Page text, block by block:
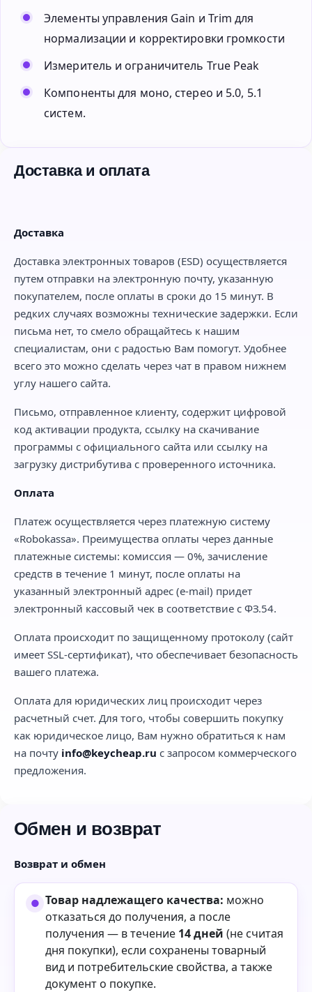
Элементы управления Gain и Trim для
нормализации и корректировки громкости
Измеритель и ограничитель True Peak
Компоненты для моно, стерео и 5.0, 5.1
систем.
Доставка и оплата
Доставка
Доставка электронных товаров (ESD) осуществляется
путем отправки на электронную почту, указанную
покупателем, после оплаты в сроки до 15 минут. В
редких случаях возможны технические задержки. Если
письма нет, то смело обращайтесь к нашим
специалистам, они с радостью Вам помогут. Удобнее
всего это можно сделать через чат в правом нижнем
углу нашего сайта.
Письмо, отправленное клиенту, содержит цифровой
код активации продукта, ссылку на скачивание
программы с официального сайта или ссылку на
загрузку дистрибутива с проверенного источника.
Оплата
Платеж осуществляется через платежную систему
«Robokassa». Преимущества оплаты через данные
платежные системы: комиссия — 0%, зачисление
средств в течение 1 минут, после оплаты на
указанный электронный адрес (e-mail) придет
электронный кассовый чек в соответствие с ФЗ.54.
Оплата происходит по защищенному протоколу (сайт
имеет SSL-сертификат), что обеспечивает безопасность
вашего платежа.
Оплата для юридических лиц происходит через
расчетный счет. Для того, чтобы совершить покупку
как юридическое лицо, Вам нужно обратиться к нам
на почту info@keycheap.ru с запросом коммерческого
предложения.
Обмен и возврат
Возврат и обмен
Товар надлежащего качества: можно
отказаться до получения, а после
получения — в течение 14 дней (не считая
дня покупки), если сохранены товарный
вид и потребительские свойства, а также
документ о покупке.